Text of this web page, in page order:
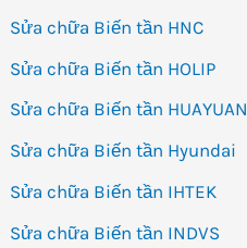
Sửa chữa Biến tần HNC
Sửa chữa Biến tần HOLIP
Sửa chữa Biến tần HUAYUAN
Sửa chữa Biến tần Hyundai
Sửa chữa Biến tần IHTEK
Sửa chữa Biến tần INDVS